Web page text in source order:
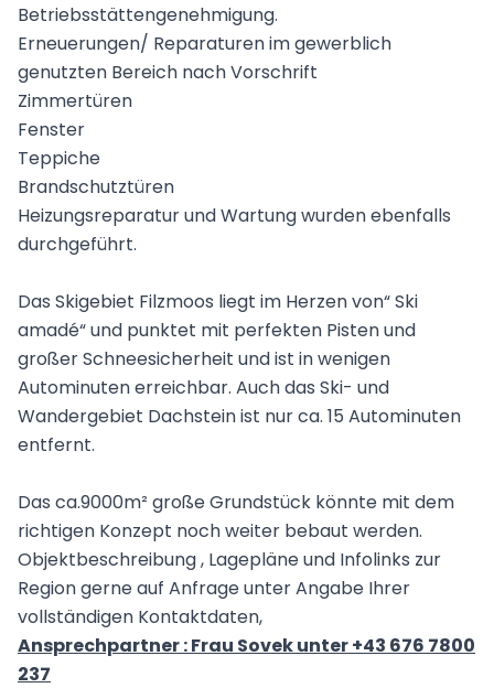
Betriebsstättengenehmigung.
Erneuerungen/ Reparaturen im gewerblich
genutzten Bereich nach Vorschrift
Zimmertüren
Fenster
Teppiche
Brandschutztüren
Heizungsreparatur und Wartung wurden ebenfalls
durchgeführt.
Das Skigebiet Filzmoos liegt im Herzen von“ Ski
amadé“ und punktet mit perfekten Pisten und
großer Schneesicherheit und ist in wenigen
Autominuten erreichbar. Auch das Ski- und
Wandergebiet Dachstein ist nur ca. 15 Autominuten
entfernt.
Das ca.9000m² große Grundstück könnte mit dem
richtigen Konzept noch weiter bebaut werden.
Objektbeschreibung , Lagepläne und Infolinks zur
Region gerne auf Anfrage unter Angabe Ihrer
vollständigen Kontaktdaten,
Ansprechpartner : Frau Sovek unter +43 676 7800
237